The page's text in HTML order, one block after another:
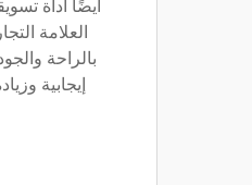
العلامة
بالراحة
إيجابية